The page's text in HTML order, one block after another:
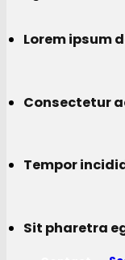
Lorem ipsum
Consectetur
Tempor
Sit pharetra